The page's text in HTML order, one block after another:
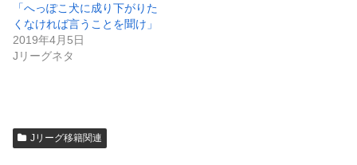
「へっぽこ犬に成り下がりた
くなければ言うことを聞け」
2019年4月5日
Jリーグネタ
Jリーグ移籍関連